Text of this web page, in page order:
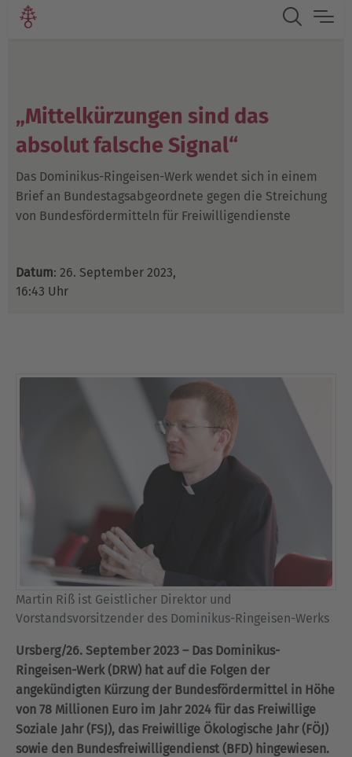
„Mittelkürzungen sind das
absolut falsche Signal“
Das Dominikus-Ringeisen-Werk wendet sich in einem
Brief an Bundestagsabgeordnete gegen die Streichung
von Bundesfördermitteln für Freiwilligendienste
Datum: 26. September 2023,
16:43 Uhr
Martin Riß ist Geistlicher Direktor und
Vorstandsvorsitzender des Dominikus-Ringeisen-Werks
Ursberg/26. September 2023 – Das Dominikus-
Ringeisen-Werk (DRW) hat auf die Folgen der
angekündigten Kürzung der Bundesfördermittel in Höhe
von 78 Millionen Euro im Jahr 2024 für das Freiwillige
Soziale Jahr (FSJ), das Freiwillige Ökologische Jahr (FÖJ)
sowie den Bundesfreiwilligendienst (BFD) hingewiesen.